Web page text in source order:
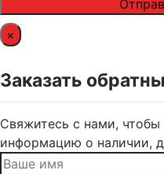
×
Заказать
Свяжитесь с нами, чтобы
информацию о наличии,